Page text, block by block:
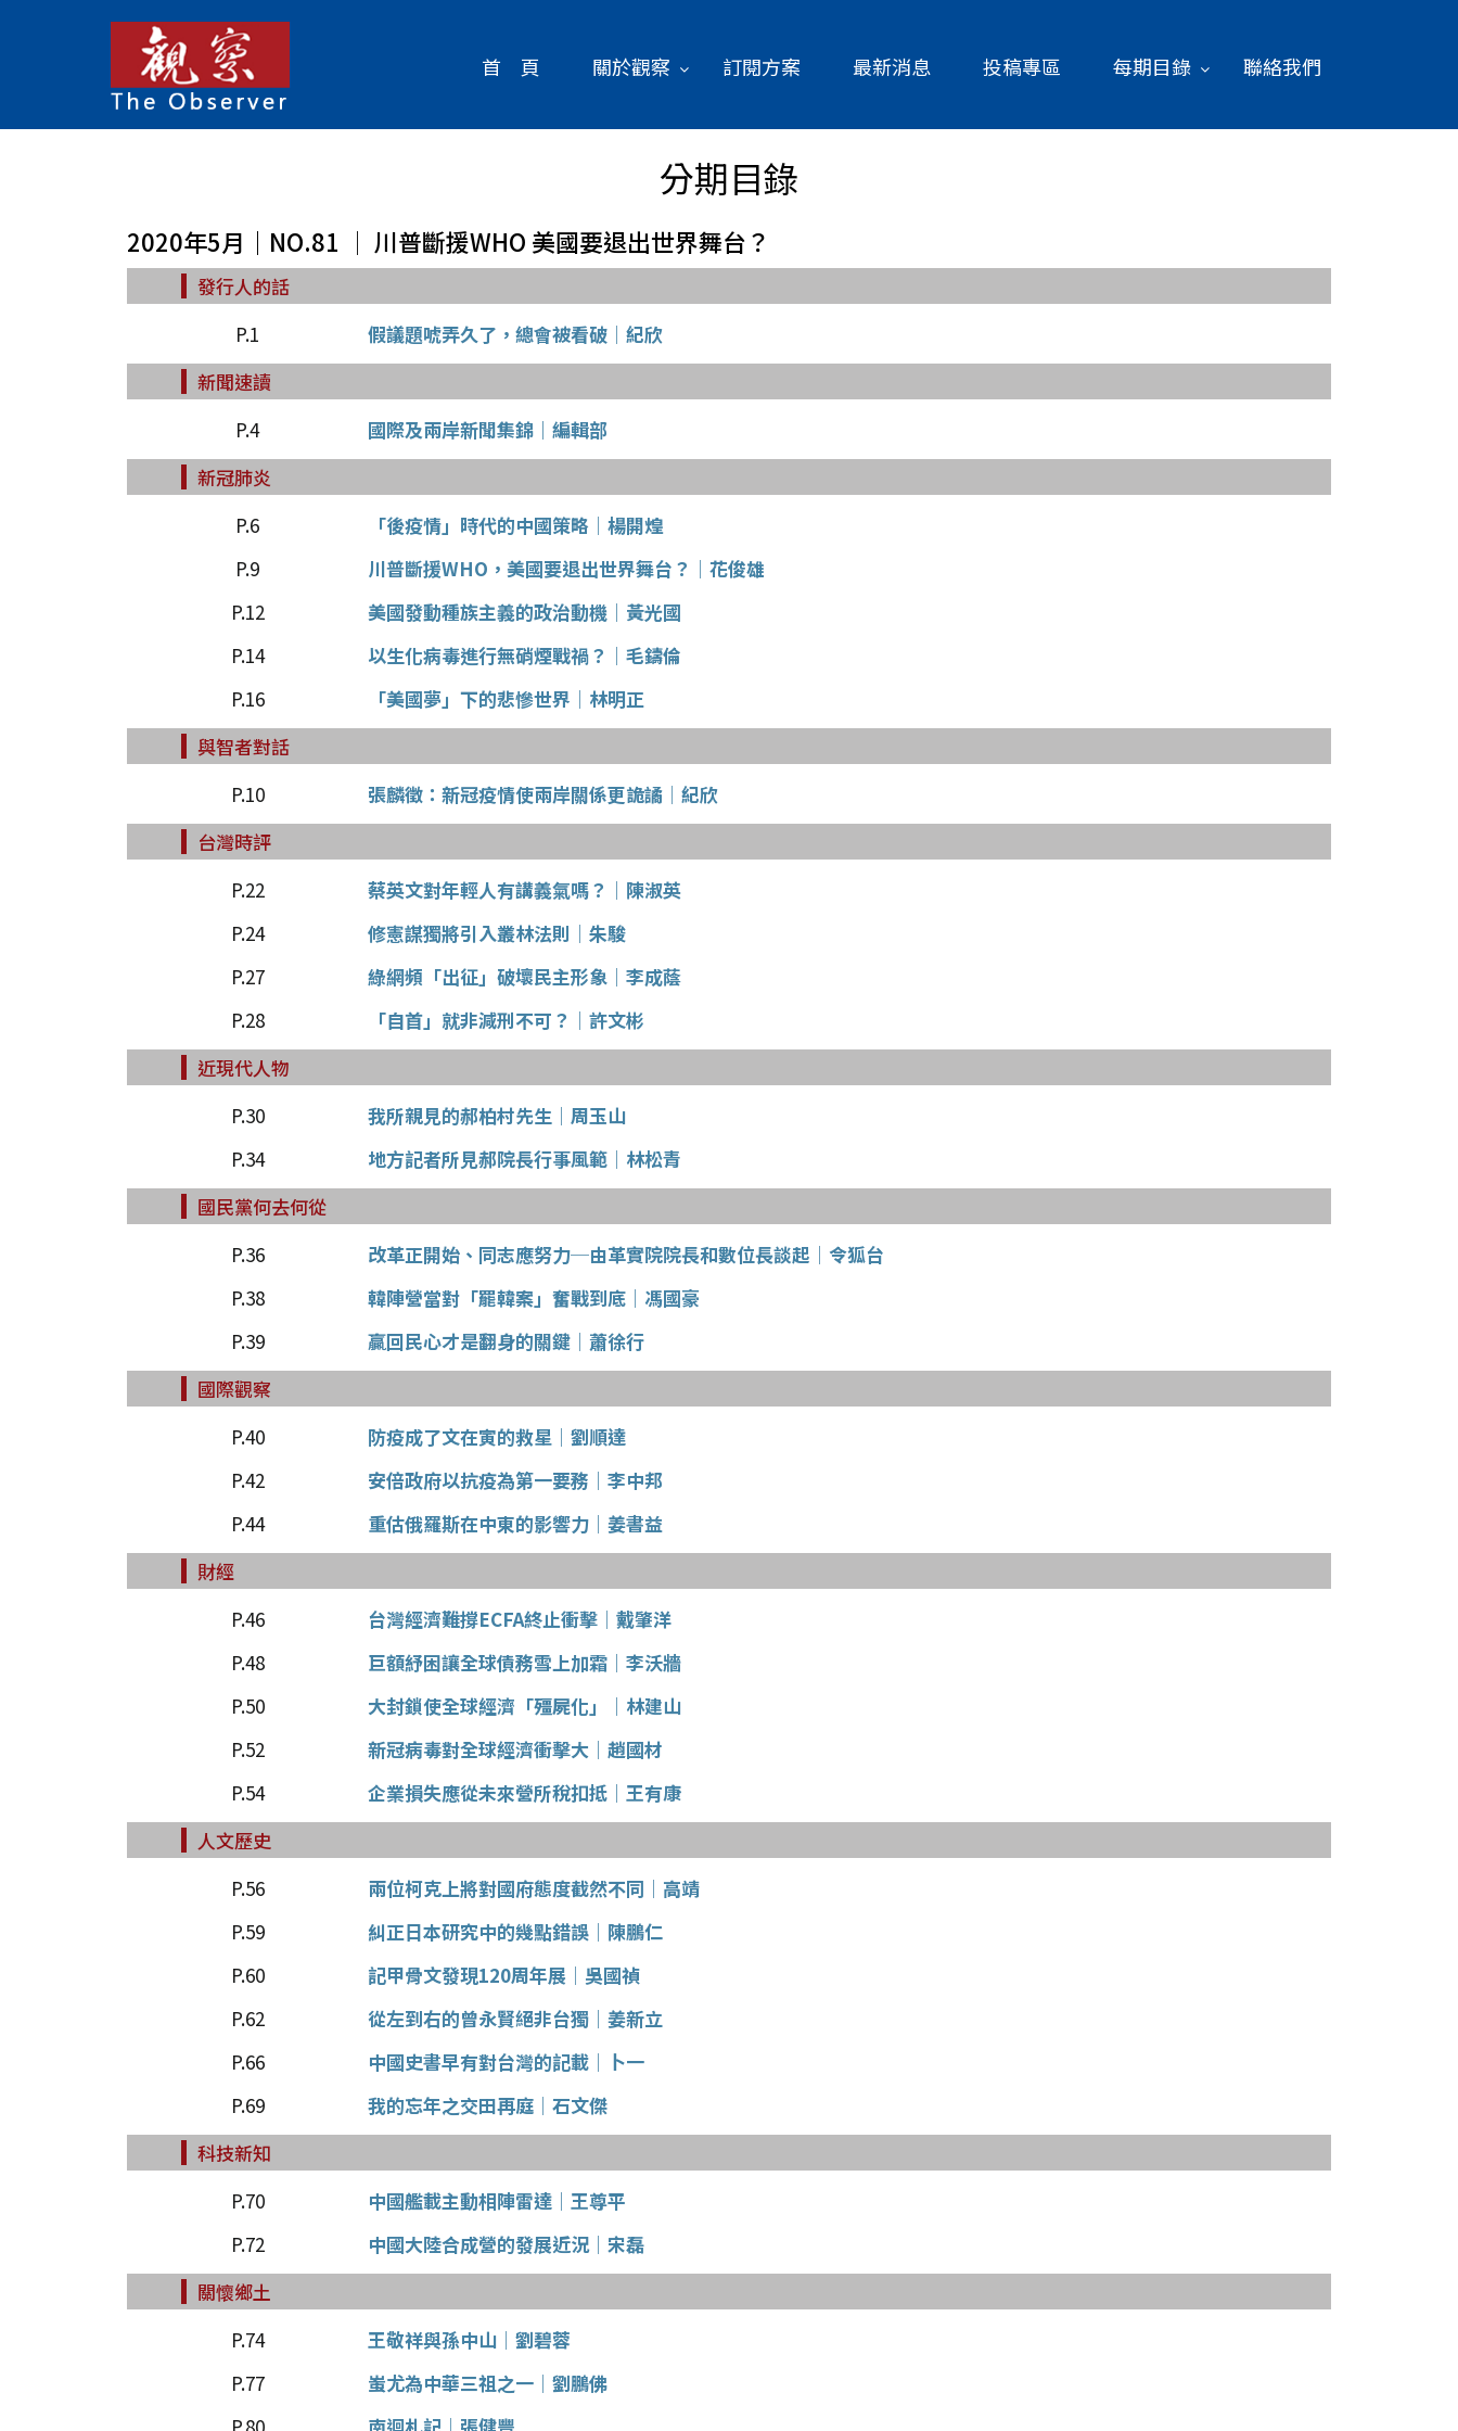
首 頁 關於觀察 訂閱方案 最新消息 投稿專區 每期目錄 聯絡我們
分期目錄
2020年5月｜NO.81 │ 川普斷援WHO 美國要退出世界舞台？
發行人的話
P.1
假議題唬弄久了，總會被看破│紀欣
新聞速讀
P.4
國際及兩岸新聞集錦｜編輯部
新冠肺炎
P.6
「後疫情」時代的中國策略│楊開煌
P.9
川普斷援WHO，美國要退出世界舞台？│花俊雄
P.12
美國發動種族主義的政治動機│黃光國
P.14
以生化病毒進行無硝煙戰禍？│毛鑄倫
P.16
「美國夢」下的悲慘世界│林明正
與智者對話
P.10
張麟徵：新冠疫情使兩岸關係更詭譎│紀欣
台灣時評
P.22
蔡英文對年輕人有講義氣嗎？│陳淑英
P.24
修憲謀獨將引入叢林法則│朱駿
P.27
綠網頻「出征」破壞民主形象│李成蔭
P.28
「自首」就非減刑不可？│許文彬
近現代人物
P.30
我所親見的郝柏村先生│周玉山
P.34
地方記者所見郝院長行事風範│林松青
國民黨何去何從
P.36
改革正開始、同志應努力─由革實院院長和數位長談起│令狐台
P.38
韓陣營當對「罷韓案」奮戰到底│馮國豪
P.39
贏回民心才是翻身的關鍵│蕭徐行
國際觀察
P.40
防疫成了文在寅的救星│劉順達
P.42
安倍政府以抗疫為第一要務│李中邦
P.44
重估俄羅斯在中東的影響力│姜書益
財經
P.46
台灣經濟難撐ECFA終止衝擊│戴肇洋
P.48
巨額紓困讓全球債務雪上加霜│李沃牆
P.50
大封鎖使全球經濟「殭屍化」│林建山
P.52
新冠病毒對全球經濟衝擊大│趙國材
P.54
企業損失應從未來營所稅扣抵│王有康
人文歷史
P.56
兩位柯克上將對國府態度截然不同│高靖
P.59
糾正日本研究中的幾點錯誤│陳鵬仁
P.60
記甲骨文發現120周年展│吳國禎
P.62
從左到右的曾永賢絕非台獨│姜新立
P.66
中國史書早有對台灣的記載│卜一
P.69
我的忘年之交田再庭│石文傑
科技新知
P.70
中國艦載主動相陣雷達│王尊平
P.72
中國大陸合成營的發展近況│宋磊
關懷鄉土
P.74
王敬祥與孫中山│劉碧蓉
P.77
蚩尤為中華三祖之一│劉鵬佛